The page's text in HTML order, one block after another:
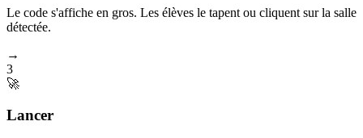
Le code s'affiche en gros. Les élèves le tapent ou cliquent sur la salle
détectée.
→
3
🚀
Lancer